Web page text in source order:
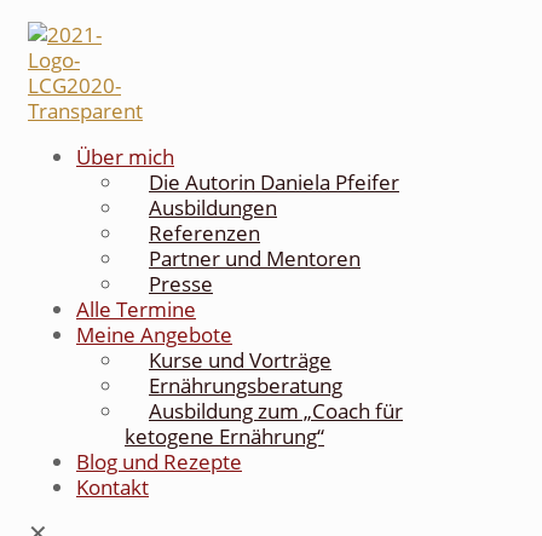
Über mich
Die Autorin Daniela Pfeifer
Ausbildungen
Referenzen
Partner und Mentoren
Presse
Alle Termine
Meine Angebote
Kurse und Vorträge
Ernährungsberatung
Ausbildung zum „Coach für
ketogene Ernährung“
Blog und Rezepte
Kontakt